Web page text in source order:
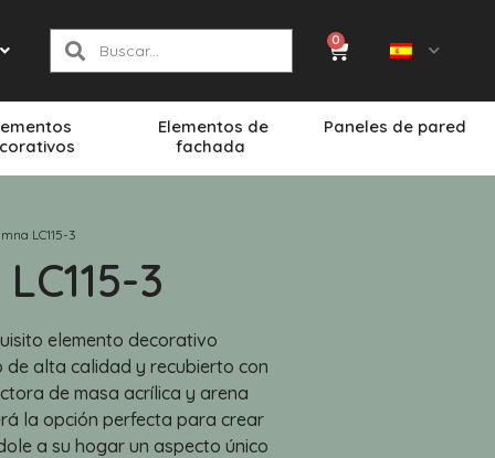
0
Elementos de
fachada
Paneles de pared
LC115-3
3
elemento decorativo
alta calidad y recubierto con
de masa acrílica y arena
la opción perfecta para crear
a su hogar un aspecto único